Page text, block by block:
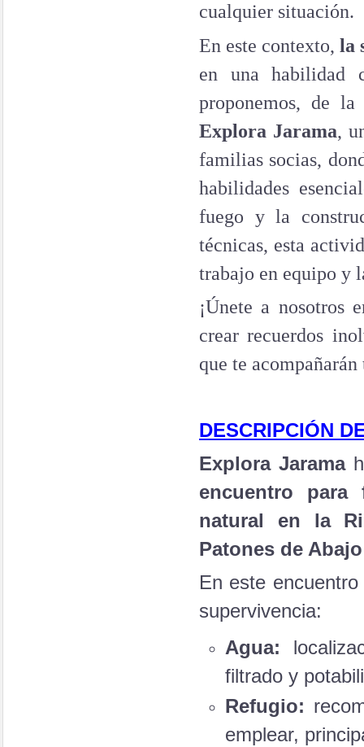
cualquier situación.
En este contexto, la
en una habilidad
proponemos, de
Explora Jarama,
familias socias,
habilidades
fuego y la
técnicas, esta
trabajo en equipo y
¡Únete a nosotros
crear recuerdos
que te
DESCRIPCIÓN
Explora Jarama
encuentro para
natural en la
Patones de Abajo
En este
supervivencia:
Agua:
filtrado y
Refugio:
emplear,